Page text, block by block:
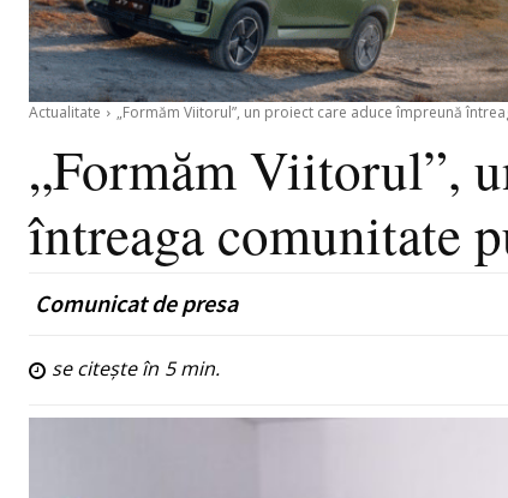
Actualitate „Formăm Viitorul”, un proiect care aduce împreună
„Formăm Viitorul”,
întreaga comunitate
Comunicat de presa
se citește în 5min.